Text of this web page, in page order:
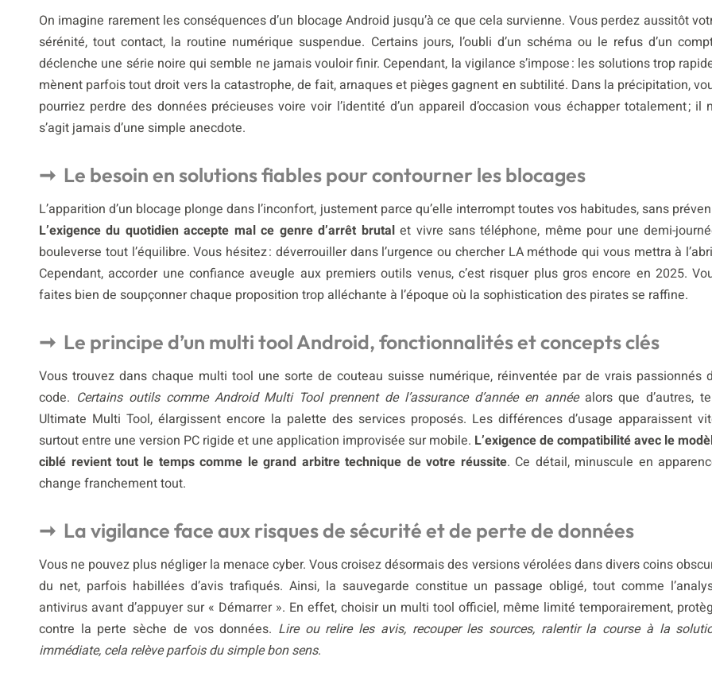
On imagine rarement les conséquences d’un blocage Android jusqu’à ce que cela survienne. Vous perdez aussitôt
sérénité, tout contact, la routine numérique suspendue. Certains jours, l’oubli d’un schéma ou le refus d’un
déclenche une série noire qui semble ne jamais vouloir finir. Cependant, la vigilance s’impose : les solutions trop
mènent parfois tout droit vers la catastrophe, de fait, arnaques et pièges gagnent en subtilité. Dans la précipitation,
pourriez perdre des données précieuses voire voir l’identité d’un appareil d’occasion vous échapper totalement ; il
s’agit jamais d’une simple anecdote.
Le besoin en solutions fiables pour contourner les blocages
L’apparition d’un blocage plonge dans l’inconfort, justement parce qu’elle interrompt toutes vos habitudes, sans
L’exigence du quotidien accepte mal ce genre d’arrêt brutalet vivre sans téléphone, même pour une demi-
bouleverse tout l’équilibre. Vous hésitez : déverrouiller dans l’urgence ou chercher LA méthode qui vous mettra à
Cependant, accorder une confiance aveugle aux premiers outils venus, c’est risquer plus gros encore en 2025.
faites bien de soupçonner chaque proposition trop alléchante à l’époque où la sophistication des pirates se raffine.
Le principe d’un multi tool Android, fonctionnalités et concepts clés
Vous trouvez dans chaque multi tool une sorte de couteau suisse numérique, réinventée par de vrais passionnés
code. Certains outils comme Android Multi Tool prennent de l’assurance d’année en annéealors que d’autres,
Ultimate Multi Tool, élargissent encore la palette des services proposés. Les différences d’usage apparaissent
surtout entre une version PC rigide et une application improvisée sur mobile. L’exigence de compatibilité avec le
ciblé revient tout le temps comme le grand arbitre technique de votre réussite. Ce détail, minuscule en
change franchement tout.
La vigilance face aux risques de sécurité et de perte de données
Vous ne pouvez plus négliger la menace cyber. Vous croisez désormais des versions vérolées dans divers coins
du net, parfois habillées d’avis trafiqués. Ainsi, la sauvegarde constitue un passage obligé, tout comme
antivirus avant d’appuyer sur « Démarrer ». En effet, choisir un multi tool officiel, même limité temporairement,
contre la perte sèche de vos données. Lire ou relire les avis, recouper les sources, ralentir la course à la
immédiate, cela relève parfois du simple bon sens.